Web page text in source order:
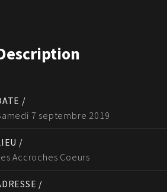
/
7 septembre 2019
/
Accroches Coeurs
/